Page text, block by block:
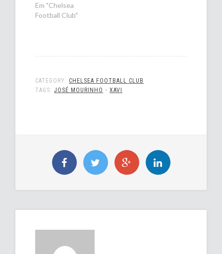
Em "Chelsea
Football Club"
CATEGORY: CHELSEA FOOTBALL CLUB
TAGS:JOSÉ MOURINHO •XAVI